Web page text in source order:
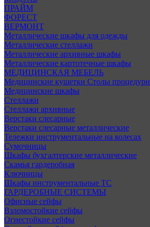
ПРАЙМ
ФОРЕСТ
ВЕРМОНТ
Металлические шкафы для одежды
Металлические стеллажи
Металлические архивные шкафы
Металлические картотечные шкафы
МЕДИЦИНСКАЯ МЕБЕЛЬ
Медицинские кушетки Столы
Медицинские шкафы
Стеллажи
Стеллажи архивные
Верстаки слесарные
Верстаки слесарные металлические
Тележки инструментальные на колесах
Сумочницы
Шкафы бухгалтерские металлические
Скамья гардеробная
Ключницы
Шкафы инструментальные ТС
ГАРДЕРОБНЫЕ СИСТЕМЫ
Офисные сейфы
Взломостойкие сейфы
Огнестойкие сейфы